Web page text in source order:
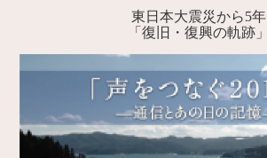
東日本大震災から5年
「復旧・復興の軌跡」